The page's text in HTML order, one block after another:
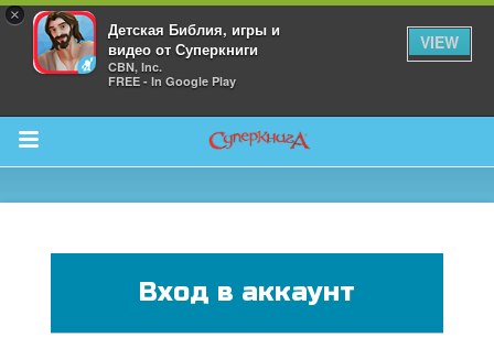
×
Детская Библия, игры и
видео от Суперкниги
CBN, Inc.
FREE - In Google Play
VIEW
Return to Content
Вход в аккаунт